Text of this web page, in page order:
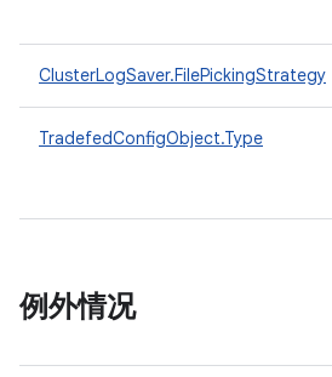
ClusterLogSaver.FilePickingStrategy
TradefedConfigObject.Type
例外情况